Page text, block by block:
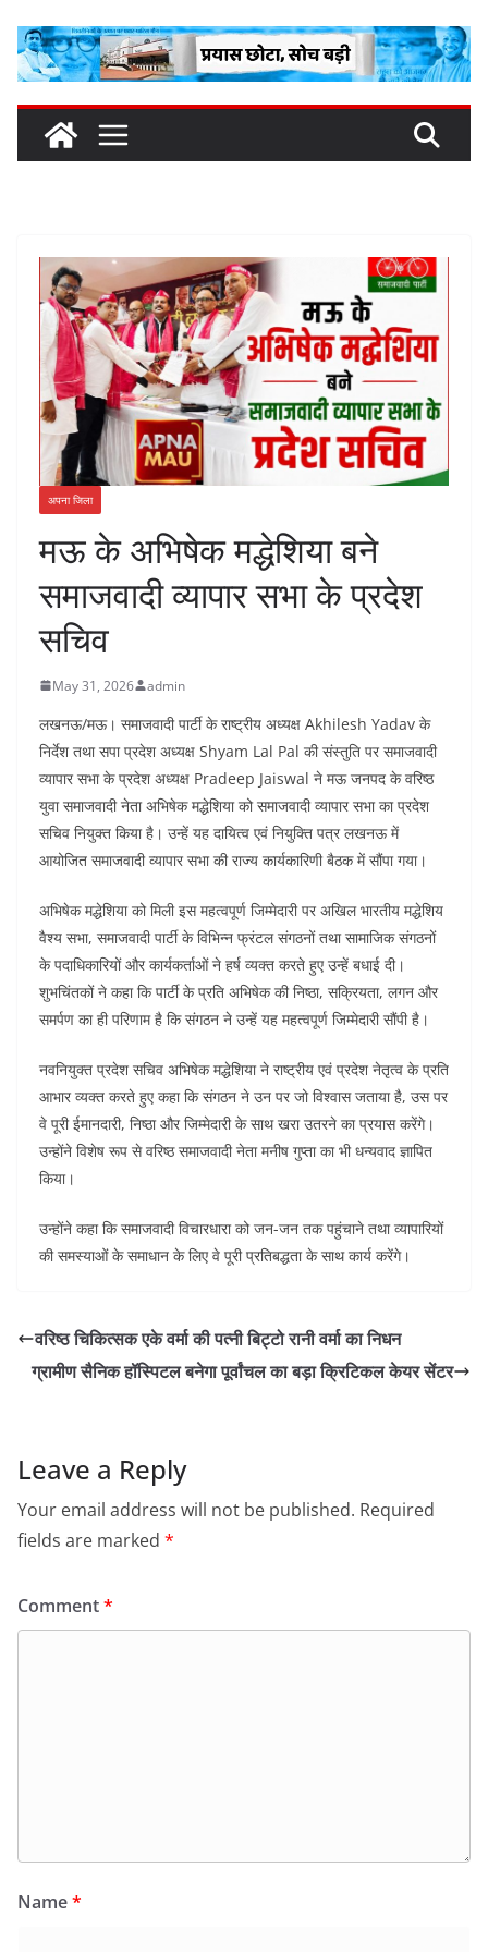
content
अपना जिला
मऊ के अभिषेक मद्धेशिया बने
समाजवादी व्यापार सभा के प्रदेश
सचिव
May 31, 2026 admin
लखनऊ/मऊ। समाजवादी पार्टी के राष्ट्रीय अध्यक्ष Akhilesh Yadav के
निर्देश तथा सपा प्रदेश अध्यक्ष Shyam Lal Pal की संस्तुति पर समाजवादी
व्यापार सभा के प्रदेश अध्यक्ष Pradeep Jaiswal ने मऊ जनपद के वरिष्ठ
युवा समाजवादी नेता अभिषेक मद्धेशिया को समाजवादी व्यापार सभा का प्रदेश
सचिव नियुक्त किया है। उन्हें यह दायित्व एवं नियुक्ति पत्र लखनऊ में
आयोजित समाजवादी व्यापार सभा की राज्य कार्यकारिणी बैठक में सौंपा गया।
अभिषेक मद्धेशिया को मिली इस महत्वपूर्ण जिम्मेदारी पर अखिल भारतीय मद्धेशिय
वैश्य सभा, समाजवादी पार्टी के विभिन्न फ्रंटल संगठनों तथा सामाजिक संगठनों
के पदाधिकारियों और कार्यकर्ताओं ने हर्ष व्यक्त करते हुए उन्हें बधाई दी।
शुभचिंतकों ने कहा कि पार्टी के प्रति अभिषेक की निष्ठा, सक्रियता, लगन और
समर्पण का ही परिणाम है कि संगठन ने उन्हें यह महत्वपूर्ण जिम्मेदारी सौंपी है।
नवनियुक्त प्रदेश सचिव अभिषेक मद्धेशिया ने राष्ट्रीय एवं प्रदेश नेतृत्व के प्रति
आभार व्यक्त करते हुए कहा कि संगठन ने उन पर जो विश्वास जताया है, उस पर
वे पूरी ईमानदारी, निष्ठा और जिम्मेदारी के साथ खरा उतरने का प्रयास करेंगे।
उन्होंने विशेष रूप से वरिष्ठ समाजवादी नेता मनीष गुप्ता का भी धन्यवाद ज्ञापित
किया।
उन्होंने कहा कि समाजवादी विचारधारा को जन-जन तक पहुंचाने तथा व्यापारियों
की समस्याओं के समाधान के लिए वे पूरी प्रतिबद्धता के साथ कार्य करेंगे।
वरिष्ठ चिकित्सक एके वर्मा की पत्नी बिट्टो रानी वर्मा का निधन
ग्रामीण सैनिक हॉस्पिटल बनेगा पूर्वांचल का बड़ा क्रिटिकल केयर सेंटर
Leave a Reply
Your email address will not be published. Required
fields are marked *
Comment*
Name*